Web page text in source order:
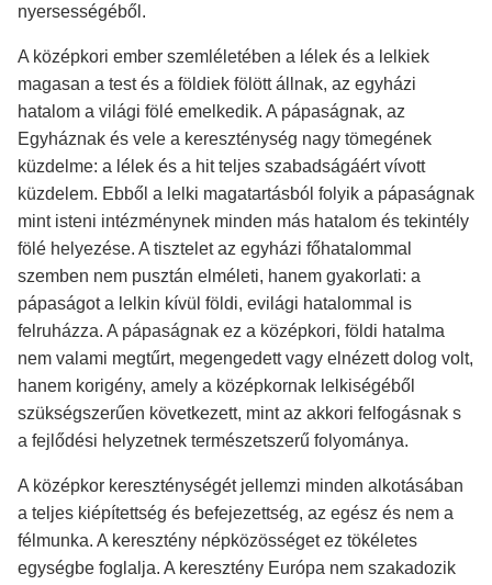
nyersességéből.
A középkori ember szemléletében a lélek és a lelkiek
magasan a test és a földiek fölött állnak, az egyházi
hatalom a világi fölé emelkedik. A pápaságnak, az
Egyháznak és vele a kereszténység nagy tömegének
küzdelme: a lélek és a hit teljes szabadságáért vívott
küzdelem. Ebből a lelki magatartásból folyik a pápaságnak
mint isteni intézménynek minden más hatalom és tekintély
fölé helyezése. A tisztelet az egyházi főhatalommal
szemben nem pusztán elméleti, hanem gyakorlati: a
pápaságot a lelkin kívül földi, evilági hatalommal is
felruházza. A pápaságnak ez a középkori, földi hatalma
nem valami megtűrt, megengedett vagy elnézett dolog volt,
hanem korigény, amely a középkornak lelkiségéből
szükségszerűen következett, mint az akkori felfogásnak s
a fejlődési helyzetnek természetszerű folyománya.
A középkor kereszténységét jellemzi minden alkotásában
a teljes kiépítettség és befejezettség, az egész és nem a
félmunka. A keresztény népközösséget ez tökéletes
egységbe foglalja. A keresztény Európa nem szakadozik